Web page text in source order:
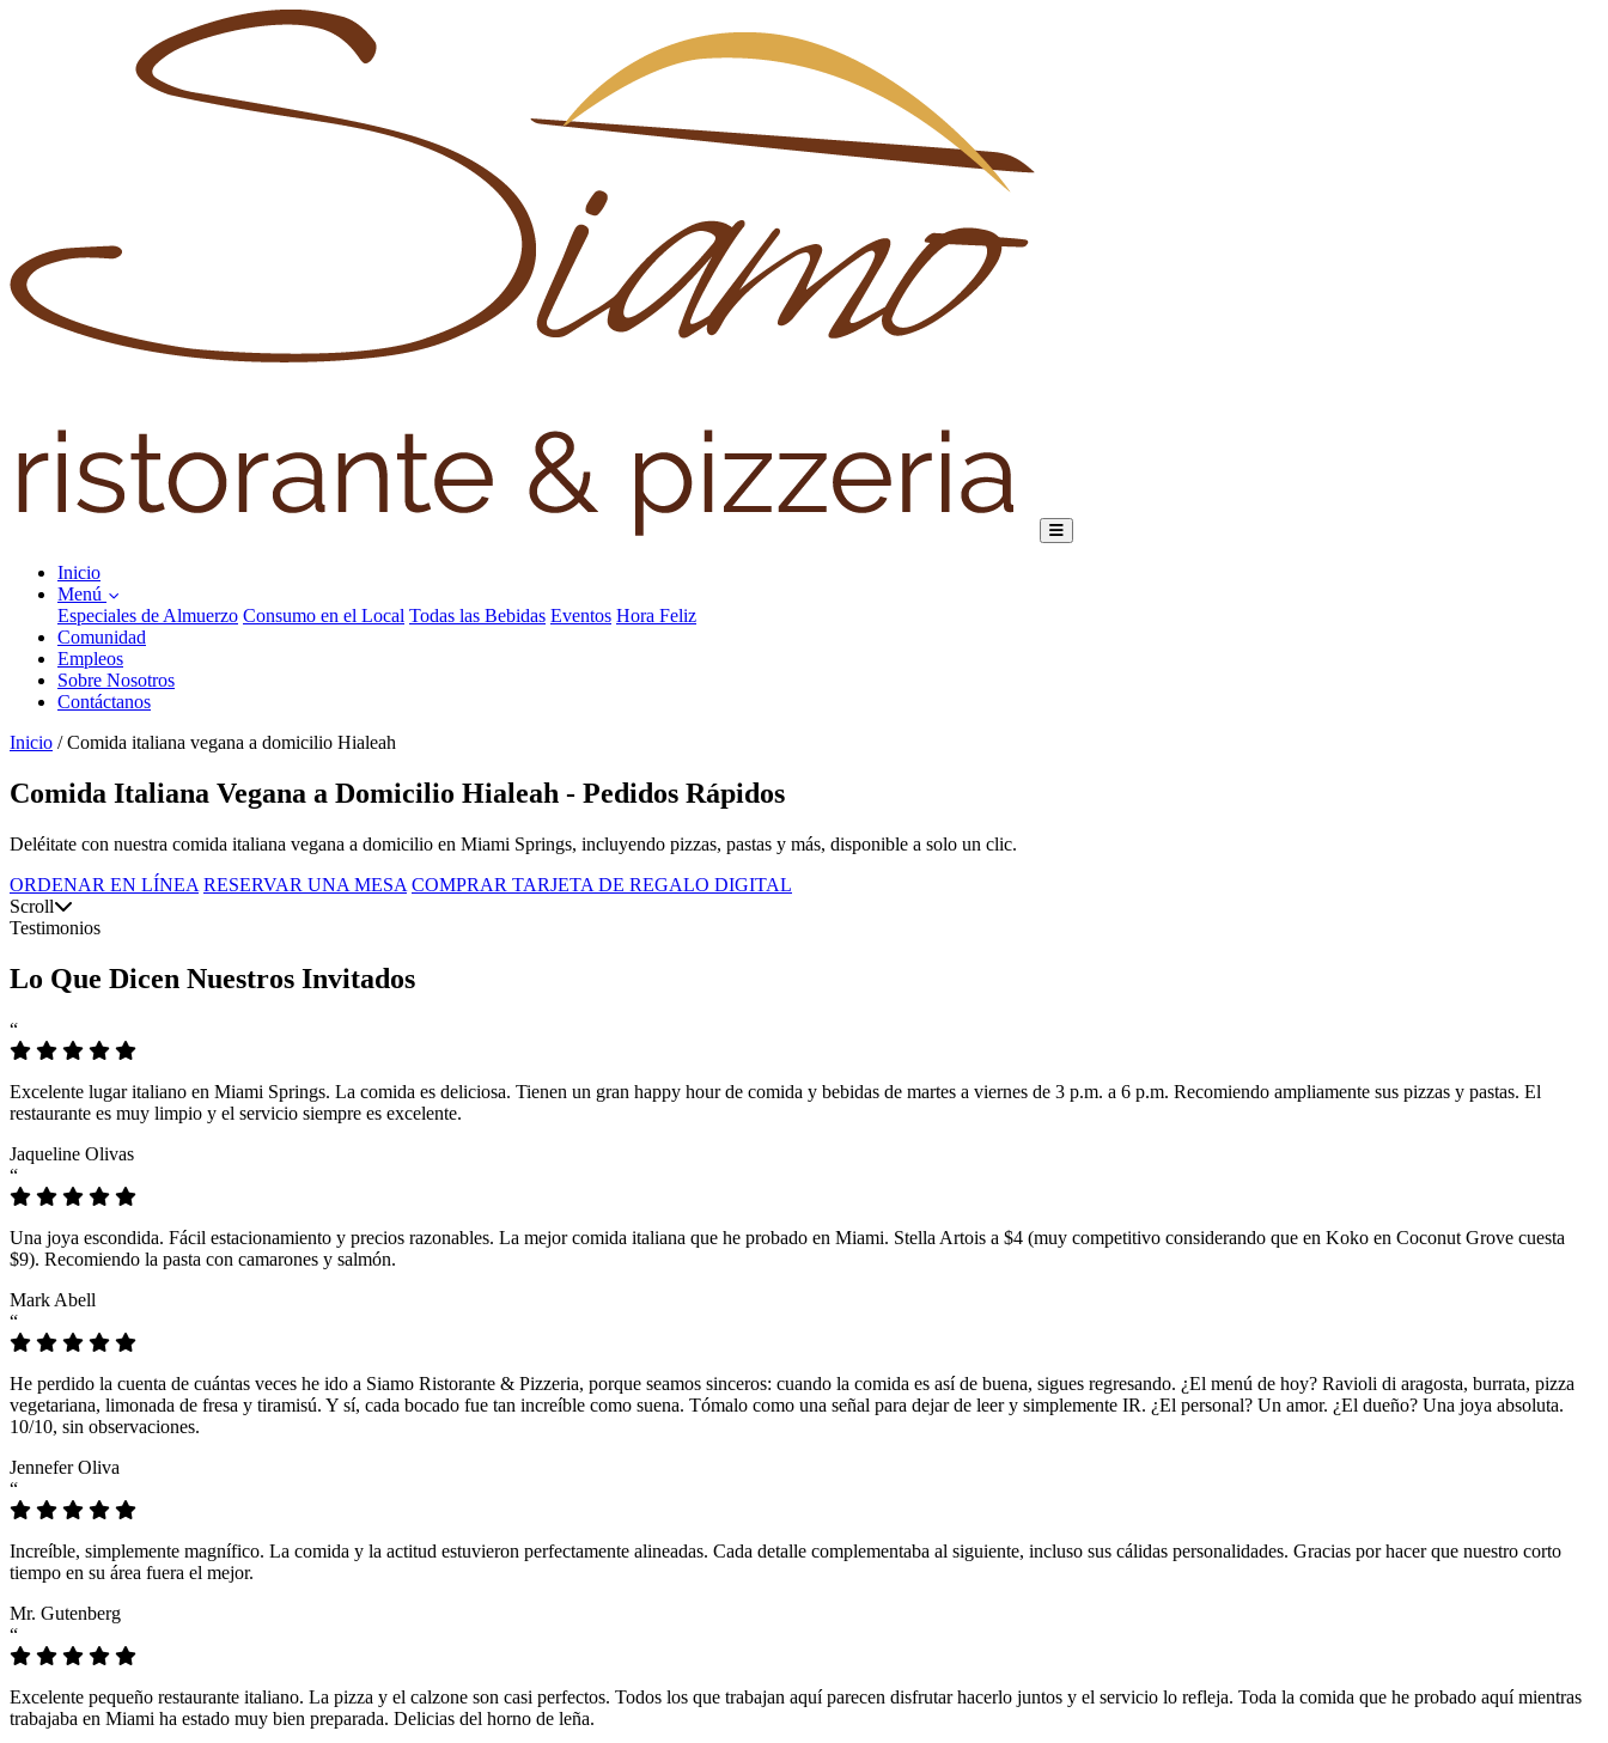
Inicio
Menú
Especiales de Almuerzo Consumo en el Local Todas las Bebidas Eventos Hora Feliz
Comunidad
Empleos
Sobre Nosotros
Contáctanos
Inicio / Comida italiana vegana a domicilio Hialeah
Comida Italiana Vegana a Domicilio Hialeah - Pedidos Rápidos
Deléitate con nuestra comida italiana vegana a domicilio en Miami Springs, incluyendo pizzas, pastas y más, disponible a solo un clic.
ORDENAR EN LÍNEA RESERVAR UNA MESA COMPRAR TARJETA DE REGALO DIGITAL
Scroll
Testimonios
Lo Que Dicen Nuestros Invitados
“
Excelente lugar italiano en Miami Springs. La comida es deliciosa. Tienen un gran happy hour de comida y bebidas de martes a viernes de 3 p.m. a 6 p.m. Recomiendo ampliamente sus pizzas y pastas. El
restaurante es muy limpio y el servicio siempre es excelente.
Jaqueline Olivas
“
Una joya escondida. Fácil estacionamiento y precios razonables. La mejor comida italiana que he probado en Miami. Stella Artois a $4 (muy competitivo considerando que en Koko en Coconut Grove cuesta
$9). Recomiendo la pasta con camarones y salmón.
Mark Abell
“
He perdido la cuenta de cuántas veces he ido a Siamo Ristorante & Pizzeria, porque seamos sinceros: cuando la comida es así de buena, sigues regresando. ¿El menú de hoy? Ravioli di aragosta, burrata, pizza
vegetariana, limonada de fresa y tiramisú. Y sí, cada bocado fue tan increíble como suena. Tómalo como una señal para dejar de leer y simplemente IR. ¿El personal? Un amor. ¿El dueño? Una joya absoluta.
10/10, sin observaciones.
Jennefer Oliva
“
Increíble, simplemente magnífico. La comida y la actitud estuvieron perfectamente alineadas. Cada detalle complementaba al siguiente, incluso sus cálidas personalidades. Gracias por hacer que nuestro corto
tiempo en su área fuera el mejor.
Mr. Gutenberg
“
Excelente pequeño restaurante italiano. La pizza y el calzone son casi perfectos. Todos los que trabajan aquí parecen disfrutar hacerlo juntos y el servicio lo refleja. Toda la comida que he probado aquí mientras
trabajaba en Miami ha estado muy bien preparada. Delicias del horno de leña.